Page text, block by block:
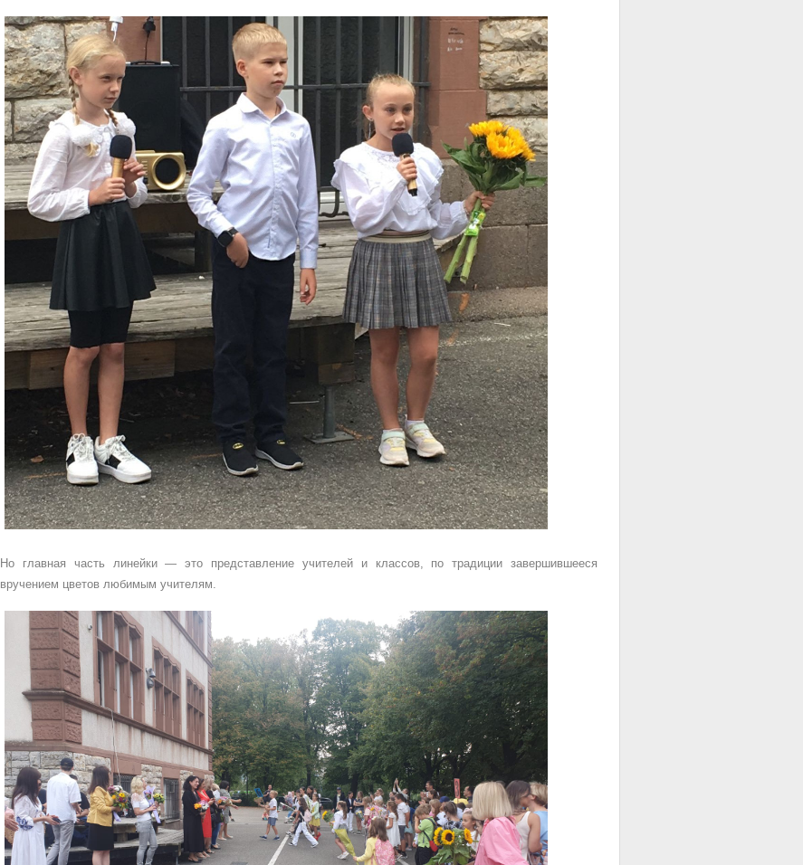
Но главная часть линейки — это представление учителей и классов, по традиции завершившееся
вручением цветов любимым учителям.